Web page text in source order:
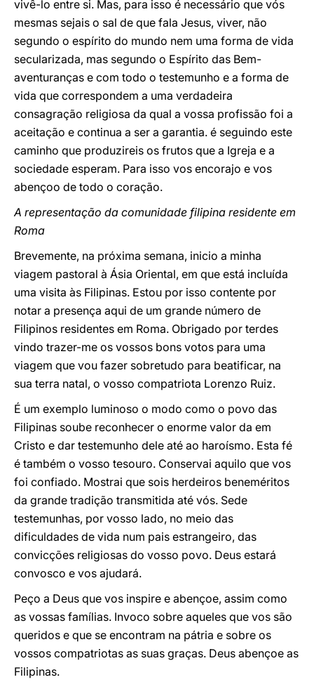
vivê-lo entre si. Mas, para isso é necessário que vós
mesmas sejais o sal de que fala Jesus, viver, não
segundo o espírito do mundo nem uma forma de vida
secularizada, mas segundo o Espírito das Bem-
aventuranças e com todo o testemunho e a forma de
vida que correspondem a uma verdadeira
consagração religiosa da qual a vossa profissão foi a
aceitação e continua a ser a garantia. é seguindo este
caminho que produzireis os frutos que a Igreja e a
sociedade esperam. Para isso vos encorajo e vos
abençoo de todo o coração.
A representação da comunidade filipina residente em
Roma
Brevemente, na próxima semana, inicio a minha
viagem pastoral à Ásia Oriental, em que está incluída
uma visita às Filipinas. Estou por isso contente por
notar a presença aqui de um grande número de
Filipinos residentes em Roma. Obrigado por terdes
vindo trazer-me os vossos bons votos para uma
viagem que vou fazer sobretudo para beatificar, na
sua terra natal, o vosso compatriota Lorenzo Ruiz.
É um exemplo luminoso o modo como o povo das
Filipinas soube reconhecer o enorme valor da em
Cristo e dar testemunho dele até ao haroísmo. Esta fé
é também o vosso tesouro. Conservai aquilo que vos
foi confiado. Mostrai que sois herdeiros beneméritos
da grande tradição transmitida até vós. Sede
testemunhas, por vosso lado, no meio das
dificuldades de vida num pais estrangeiro, das
convicções religiosas do vosso povo. Deus estará
convosco e vos ajudará.
Peço a Deus que vos inspire e abençoe, assim como
as vossas famílias. Invoco sobre aqueles que vos são
queridos e que se encontram na pátria e sobre os
vossos compatriotas as suas graças. Deus abençoe as
Filipinas.